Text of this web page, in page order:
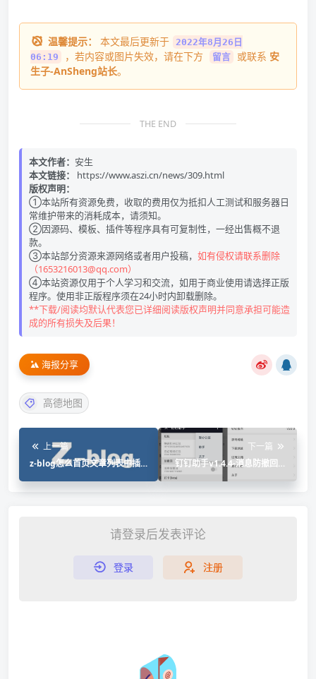
温馨提示： 本文最后更新于
2022年8月26日
06:19
，若内容或图片失效，请在下方 留言 或联系 安
生子-AnSheng站长。
THE END
本文作者： 安生
本文链接：
https://www.aszi.cn/news/309.html
版权声明：
①本站所有资源免费，收取的费用仅为抵扣人工测试和服务器日
常维护带来的消耗成本，请须知。
②因源码、模板、插件等程序具有可复制性，一经出售概不退
款。
③本站部分资源来源网络或者用户投稿， 如有侵权请联系删除
（1653216013@qq.com）
④本站资源仅用于个人学习和交流，如用于商业使用请选择正版
程序。使用非正版程序须在24小时内卸载删除。
**下载/阅读均默认代表您已详细阅读版权声明并同意承担可能造
成的所有损失及后果！
海报分享
高德地图
上一篇
z-blog怎么首页文章列表中插
下一篇
钉钉助手v1.4.4-消息防撤回虚
拟定位抢红包/定位打卡防撤回
请登录后发表评论
登录 注册